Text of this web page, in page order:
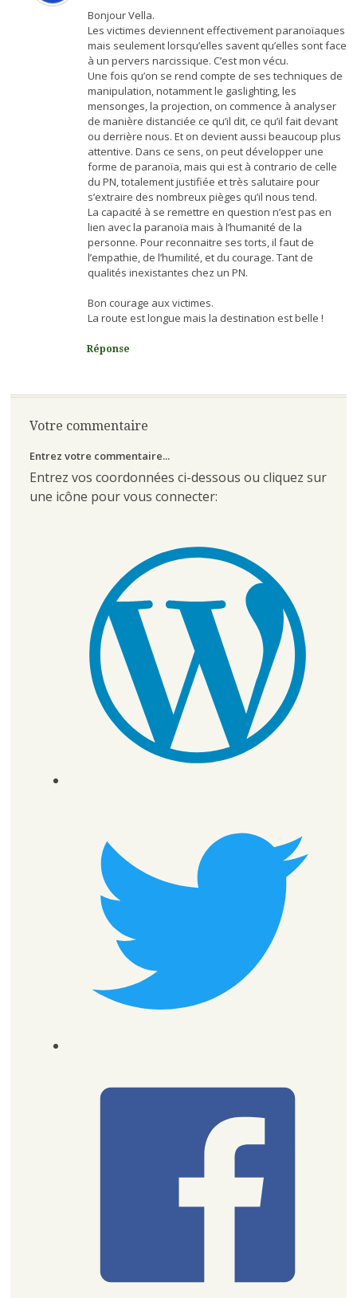
Bonjour Vella.
Les victimes deviennent effectivement paranoïaques
mais seulement lorsqu’elles savent qu’elles sont face
à un pervers narcissique. C’est mon vécu.
Une fois qu’on se rend compte de ses techniques de
manipulation, notamment le gaslighting, les
mensonges, la projection, on commence à analyser
de manière distanciée ce qu’il dit, ce qu’il fait devant
ou derrière nous. Et on devient aussi beaucoup plus
attentive. Dans ce sens, on peut développer une
forme de paranoïa, mais qui est à contrario de celle
du PN, totalement justifiée et très salutaire pour
s’extraire des nombreux pièges qu’il nous tend.
La capacité à se remettre en question n’est pas en
lien avec la paranoïa mais à l’humanité de la
personne. Pour reconnaitre ses torts, il faut de
l’empathie, de l’humilité, et du courage. Tant de
qualités inexistantes chez un PN.
Bon courage aux victimes.
La route est longue mais la destination est belle !
Réponse
Votre commentaire
Entrez votre commentaire...
Entrez vos coordonnées ci-dessous ou cliquez sur
une icône pour vous connecter: